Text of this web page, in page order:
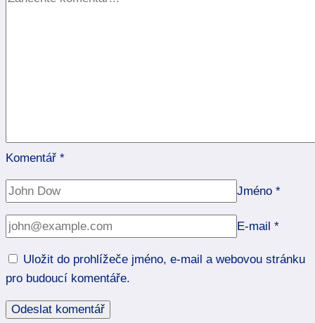
Komentář *
Jméno *
E-mail *
Uložit do prohlížeče jméno, e-mail a webovou stránku
pro budoucí komentáře.